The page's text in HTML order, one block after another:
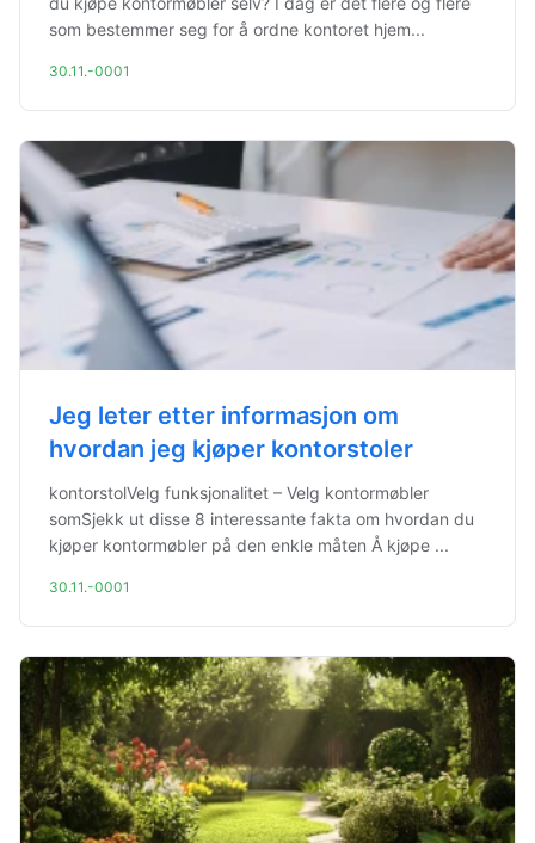
som bestemmer seg for å ordne kontoret hjem...
30.11.-0001
Jeg leter etter informasjon om
hvordan jeg kjøper kontorstoler
kontorstolVelg funksjonalitet – Velg kontormøbler
somSjekk ut disse 8 interessante fakta om hvordan du
kjøper kontormøbler på den enkle måten Å kjøpe ...
30.11.-0001